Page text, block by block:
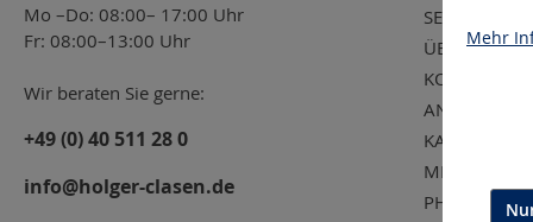
Mo –Do: 08:00– 17:00 Uhr
Fr: 08:00–13:00 Uhr
Wir beraten Sie gerne:
+49 (0) 40 511 28 0
info@holger-clasen.de
SERVICE
ÜBER UNS
KONTAKT
KARRIERE
Mehr